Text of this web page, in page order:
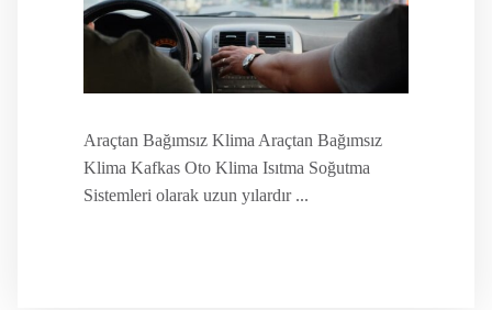
Araçtan Bağımsız Klima Araçtan Bağımsız
Klima Kafkas Oto Klima Isıtma Soğutma
Sistemleri olarak uzun yılardır ...